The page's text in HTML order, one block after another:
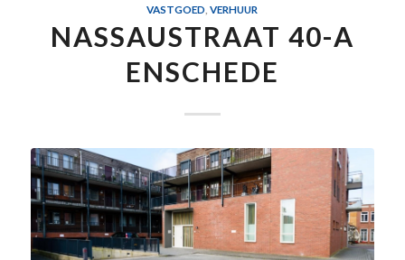
VASTGOED ,VERHUUR
NASSAUSTRAAT 40-A
ENSCHEDE